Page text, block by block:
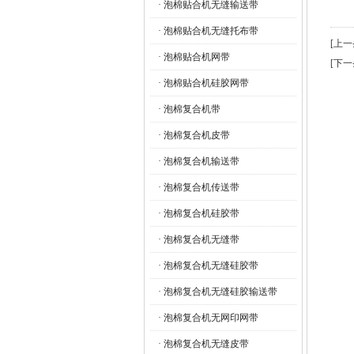
· 泡棉贴合机无缝输送带
· 泡棉贴合机无缝托布带
· 泡棉贴合机网带
· 泡棉贴合机硅胶网带
· 泡棉复合机带
· 泡棉复合机皮带
· 泡棉复合机输送带
· 泡棉复合机传送带
· 泡棉复合机硅胶带
· 泡棉复合机无缝带
· 泡棉复合机无缝硅胶带
· 泡棉复合机无缝硅胶输送带
· 泡棉复合机无网印网带
· 泡棉复合机无缝皮带
[上
[下